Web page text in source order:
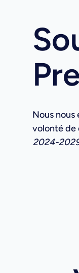
Nous nous
volonté de
2024-